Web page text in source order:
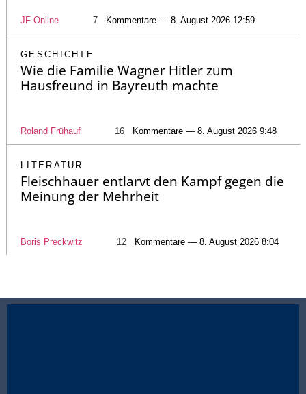
JF-Online 7 Kommentare — 8. August 2026 12:59
GESCHICHTE
Wie die Familie Wagner Hitler zum
Hausfreund in Bayreuth machte
Roland Frühauf 16 Kommentare — 8. August 2026 9:48
LITERATUR
Fleischhauer entlarvt den Kampf gegen die
Meinung der Mehrheit
Boris Preckwitz 12 Kommentare — 8. August 2026 8:04